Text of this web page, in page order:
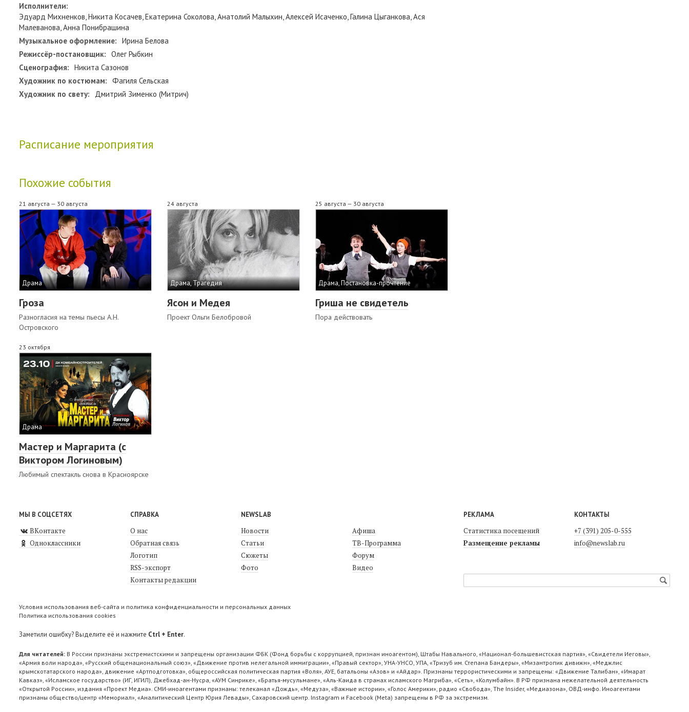
Исполнители:
Эдуард Михненков, Никита Косачев, Екатерина Соколова, Анатолий Малыхин, Алексей Исаченко, Галина Цыганкова, Ася
Малеванова, Анна Понибрашина
Музыкальное оформление: Ирина Белова
Режиссёр-постановщик: Олег Рыбкин
Сценография: Никита Сазонов
Художник по костюмам: Фагиля Сельская
Художник по свету:
Дмитрий Зименко (Митрич)
Расписание мероприятия
Похожие события
21 августа — 30 августа
Драма
Гроза
Разногласия на темы пьесы А.Н.
Островского
24 августа
Драма, Трагедия
Ясон и Медея
Проект Ольги Белобровой
25 августа — 30 августа
Драма, Постановка-прочтение
Гриша не свидетель
Пора действовать
23 октября
Драма
Мастер и Маргарита (с
Виктором Логиновым)
Любимый спектакль снова в Красноярске
МЫ В СОЦСЕТЯХ
ВКонтакте
Одноклассники
СПРАВКА
О нас
Обратная связь
Логотип
RSS-экспорт
Контакты редакции
NEWSLAB
Новости
Статьи
Сюжеты
Фото
Афиша
ТВ-Программа
Форум
Видео
РЕКЛАМА
Статистика посещений
Размещение рекламы
КОНТАКТЫ
+7 (391) 205-0-555
info@newslab.ru
Условия использования веб-сайта и политика конфиденциальности и персональных данных
Политика использования cookies
Заметили ошибку? Выделите её и нажмите Ctrl + Enter.
Для читателей: В России признаны экстремистскими и запрещены организации ФБК (Фонд борьбы с коррупцией, признан иноагентом), Штабы Навального, «Национал-большевистская партия», «Свидетели Иеговы»,
«Армия воли народа», «Русский общенациональный союз», «Движение против нелегальной иммиграции», «Правый сектор», УНА-УНСО, УПА, «Тризуб им. Степана Бандеры», «Мизантропик дивижн», «Меджлис
крымскотатарского народа», движение «Артподготовка», общероссийская политическая партия «Воля», АУЕ, батальоны «Азов» и «Айдар». Признаны террористическими и запрещены: «Движение Талибан», «Имарат
Кавказ», «Исламское государство» (ИГ, ИГИЛ), Джебхад-ан-Нусра, «АУМ Синрике», «Братья-мусульмане», «Аль-Каида в странах исламского Магриба», «Сеть», «Колумбайн». В РФ признана нежелательной деятельность
«Открытой России», издания «Проект Медиа». СМИ-иноагентами признаны: телеканал «Дождь», «Медуза», «Важные истории», «Голос Америки», радио «Свобода», The Insider, «Медиазона», ОВД-инфо. Иноагентами
признаны общество/центр «Мемориал», «Аналитический Центр Юрия Левады», Сахаровский центр. Instagram и Facebook (Metа) запрещены в РФ за экстремизм.